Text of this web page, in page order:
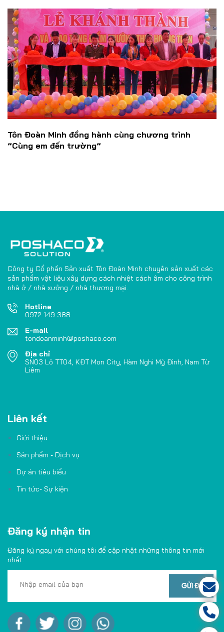
Tôn Đoàn Minh đồng hành cùng chương trình
”Cùng em đến trường”
Công ty Cổ phần Sản xuất Tôn Đoàn Minh chuyên sản xuất các
sản phẩm vật liệu xây dựng cách nhiệt cách âm cho công trình
nhà ở / nhà xưởng / nhà thương mại.
Hotline
0972 149 388
E-mail
tondoanminh@poshaco.com
Địa chỉ
SN03 Lô TT04, KĐT Mon City, Hàm Nghi Mỹ Đình, Nam Từ
Liêm
Liên kết
Giới thiệu
Sản phẩm - Dịch vụ
Dự án tiêu biểu
Tin tức- Sự kiện
Đăng ký nhận tin
Đăng ký ngay với chúng tôi để cập nhật những thông tin mới
nhất.